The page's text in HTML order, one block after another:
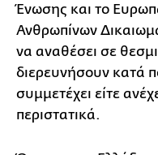
Ένωσης και το
Ανθρωπίνων
να αναθέσει σε
διερευνήσουν κατά
συμμετέχει είτε
περιστατικά.